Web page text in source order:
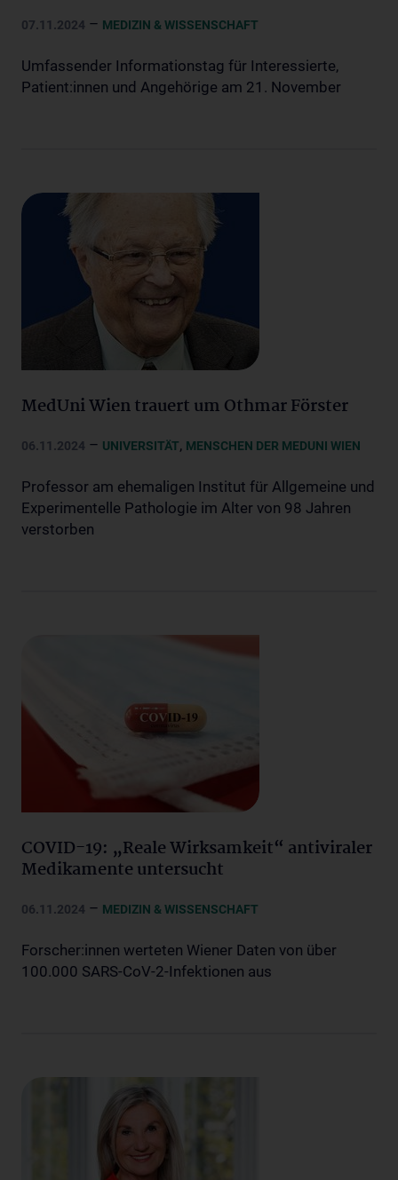
07.11.2024 – MEDIZIN & WISSENSCHAFT
Umfassender Informationstag für Interessierte,
Patient:innen und Angehörige am 21. November
MedUni Wien trauert um Othmar Förster
06.11.2024 – UNIVERSITÄT, MENSCHEN DER MEDUNI WIEN
Professor am ehemaligen Institut für Allgemeine und
Experimentelle Pathologie im Alter von 98 Jahren
verstorben
COVID-19: „Reale Wirksamkeit“ antiviraler
Medikamente untersucht
06.11.2024 – MEDIZIN & WISSENSCHAFT
Forscher:innen werteten Wiener Daten von über
100.000 SARS-CoV-2-Infektionen aus